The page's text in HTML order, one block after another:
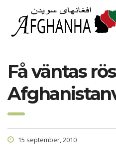
Få väntas
15 september, 2010